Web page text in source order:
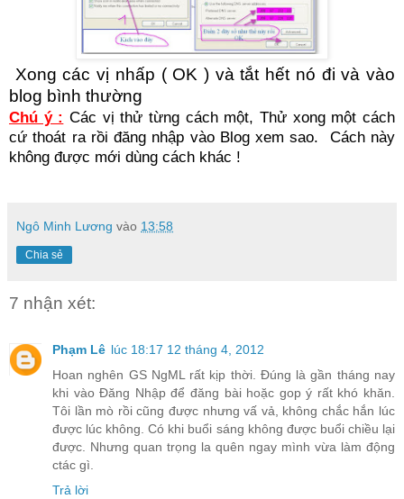
Xong các vị nhấp ( OK ) và tắt hết nó đi và vào
blog bình thường
Chú ý : Các vị thử từng cách một, Thử xong một cách
cứ thoát ra rồi đăng nhập vào Blog xem sao. Cách này
không được mới dùng cách khác !
Ngô Minh Lương vào 13:58
Chia sẻ
7 nhận xét:
Phạm Lê lúc 18:17 12 tháng 4, 2012
Hoan nghên GS NgML rất kịp thời. Đúng là gần tháng nay
khi vào Đăng Nhập để đăng bài hoặc gop ý rất khó khăn.
Tôi lần mò rồi cũng được nhưng vấ vả, không chắc hắn lúc
được lúc không. Có khi buổi sáng không được buổi chiều lại
được. Nhưng quan trọng la quên ngay mình vừa làm động
ctác gì.
Trả lời